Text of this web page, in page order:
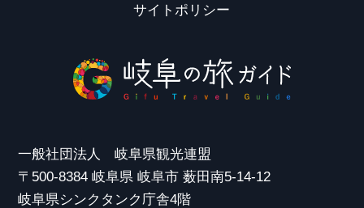
サイトポリシー
一般社団法人 岐阜県観光連盟
〒500-8384 岐阜県 岐阜市 薮田南5-14-12
岐阜県シンクタンク庁舎4階